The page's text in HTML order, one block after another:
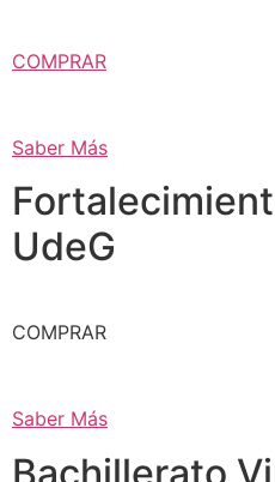
COMPRAR
Saber Más
UdeG
COMPRAR
Saber Más
Bachillerato